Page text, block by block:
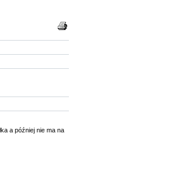
a później nie ma na